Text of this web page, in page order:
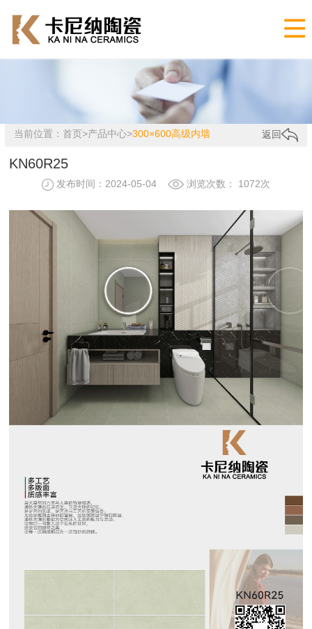

当前位置： 首页>产品中心>300×600高级内墙 返回
KN60R25
发布时间：2024-05-04 浏览次数： 1072次